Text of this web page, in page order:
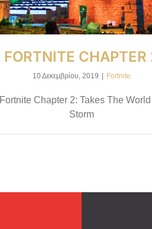
FORTNITE CHAPTER
10 Δεκεμβρίου, 2019 Fortnite
Fortnite Chapter 2: Takes The
Storm